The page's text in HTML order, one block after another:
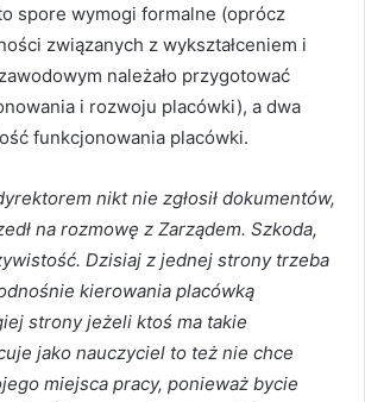
spore wymogi formalne (oprócz
związanych z wykształceniem i
należało przygotować
i rozwoju placówki), a dwa
funkcjonowania placówki.
nikt nie zgłosił dokumentów,
na rozmowę z Zarządem. Szkoda,
Dzisiaj z jednej strony trzeba
kierowania placówką
strony jeżeli ktoś ma takie
jako nauczyciel to też nie chce
miejsca pracy, ponieważ bycie